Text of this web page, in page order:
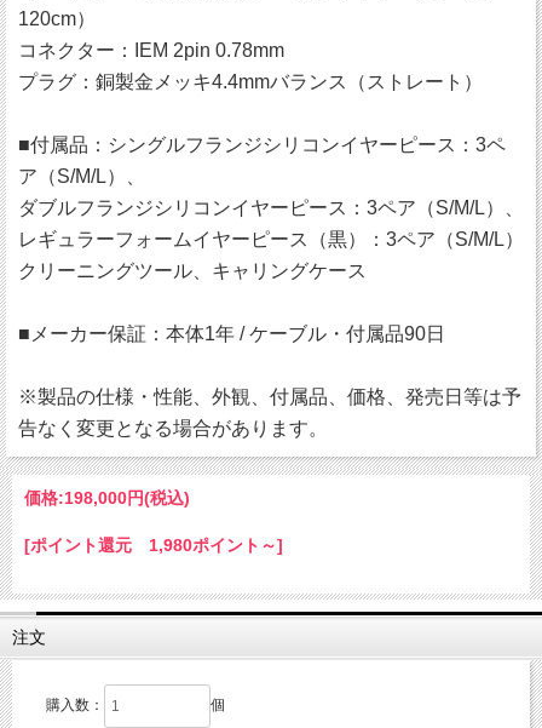
120cm）
コネクター：IEM 2pin 0.78mm
プラグ：銅製金メッキ4.4mmバランス（ストレート）
■付属品：シングルフランジシリコンイヤーピース：3ペ
ア（S/M/L）、
ダブルフランジシリコンイヤーピース：3ペア（S/M/L）、
レギュラーフォームイヤーピース（黒）：3ペア（S/M/L）
クリーニングツール、キャリングケース
■メーカー保証：本体1年 / ケーブル・付属品90日
※製品の仕様・性能、外観、付属品、価格、発売日等は予
告なく変更となる場合があります。
価格:198,000円(税込)
[ポイント還元 1,980ポイント～]
注文
購入数： 個